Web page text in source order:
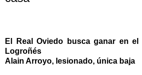
El Real Oviedo busca ganar en el
Logroñés
Alain Arroyo, lesionado, única baja